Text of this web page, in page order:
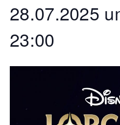
28.07.2025
23:00